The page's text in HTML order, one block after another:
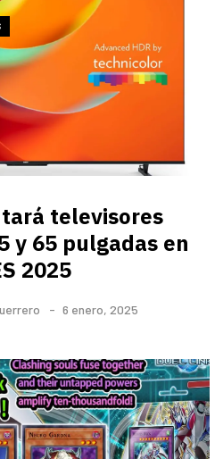
televisores
y 65 pulgadas en
2025
6 enero, 2025